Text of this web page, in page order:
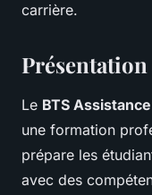
carrière.
Le BTS
une formation
prépare les
avec des